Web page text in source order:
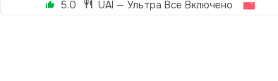
5.0
UAI — Ультра Все Включено